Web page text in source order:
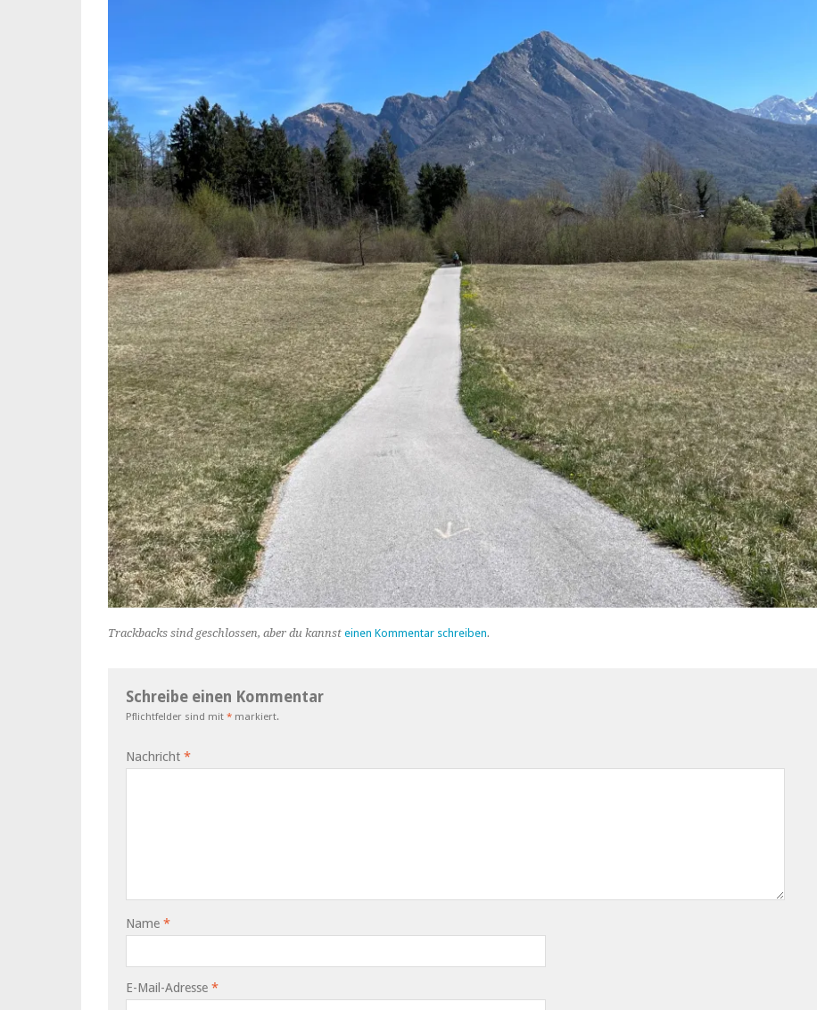
Trackbacks sind geschlossen, aber du kannst einen Kommentar schreiben.
Schreibe einen Kommentar
Pflichtfelder sind mit * markiert.
Nachricht *
Name *
E-Mail-Adresse *